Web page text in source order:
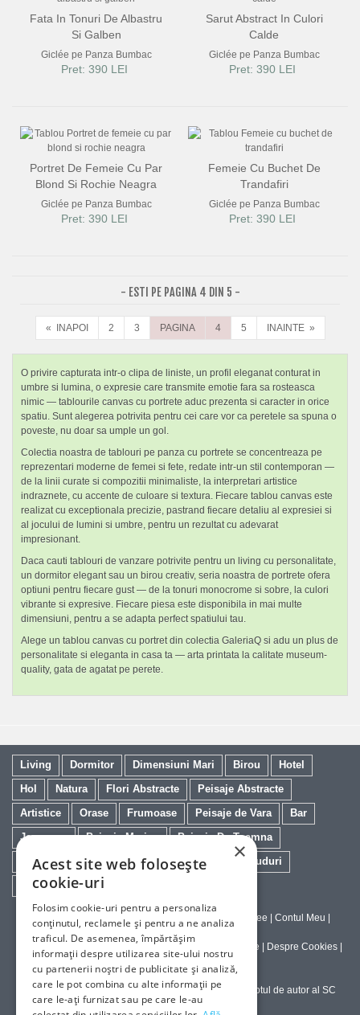
Fata In Tonuri De Albastru
Si Galben
Giclée pe Panza Bumbac
Pret: 390 LEI
Sarut Abstract In Culori
Calde
Giclée pe Panza Bumbac
Pret: 390 LEI
Portret De Femeie Cu Par
Blond Si Rochie Neagra
Giclée pe Panza Bumbac
Pret: 390 LEI
Femeie Cu Buchet De
Trandafiri
Giclée pe Panza Bumbac
Pret: 390 LEI
- ESTI PE PAGINA 4 DIN 5 -
« INAPOI 2 3 PAGINA 4 5 INAINTE »
O privire capturata intr-o clipa de liniste, un profil eleganat conturat in
umbre si lumina, o expresie care transmite emotie fara sa rosteasca
nimic — tablourile canvas cu portrete aduc prezenta si caracter in orice
spatiu. Sunt alegerea potrivita pentru cei care vor ca peretele sa spuna o
poveste, nu doar sa umple un gol.
Colectia noastra de tablouri pe panza cu portrete se concentreaza pe
reprezentari moderne de femei si fete, redate intr-un stil contemporan —
de la linii curate si compozitii minimaliste, la interpretari artistice
indraznete, cu accente de culoare si textura. Fiecare tablou canvas este
realizat cu exceptionala precizie, pastrand fiecare detaliu al expresiei si
al jocului de lumini si umbre, pentru un rezultat cu adevarat
impresionant.
Daca cauti tablouri de vanzare potrivite pentru un living cu personalitate,
un dormitor elegant sau un birou creativ, seria noastra de portrete ofera
optiuni pentru fiecare gust — de la tonuri monocrome si sobre, la culori
vibrante si expresive. Fiecare piesa este disponibila in mai multe
dimensiuni, pentru a se adapta perfect spatiului tau.
Alege un tablou canvas cu portret din colectia GaleriaQ si adu un plus de
personalitate si eleganta in casa ta — arta printata la calitate museum-
quality, gata de agatat pe perete.
Living Dormitor Dimensiuni Mari Birou
Hotel
Hol
Natura Flori Abstracte
Peisaje Abstracte
Artistice
Orase Frumoase Peisaje de Vara
Bar
Japoneze
Peisaje Marine
Peisaje De Toamna
Minimaliste
Salon Cai Feng Shui
Nuduri
Trandafiri
Vintage
Contact Despre galeriaq Calitatea Tablourilor Giclee Contul Meu
Tablouri la Comanda
| Politica de Confidentialitate Despre Cookies
Copyright © 2023-2026 - Textele şi imaginile sub dreptul de autor al SC
ArtInvest SRL
×
Acest site web folosește
cookie-uri
Folosim cookie-uri pentru a personaliza
conținutul, reclamele și pentru a ne analiza
traficul. De asemenea, împărtășim
informații despre utilizarea site-ului nostru
cu partenerii noștri de publicitate și analiză,
care le pot combina cu alte informații pe
care le-ați furnizat sau pe care le-au